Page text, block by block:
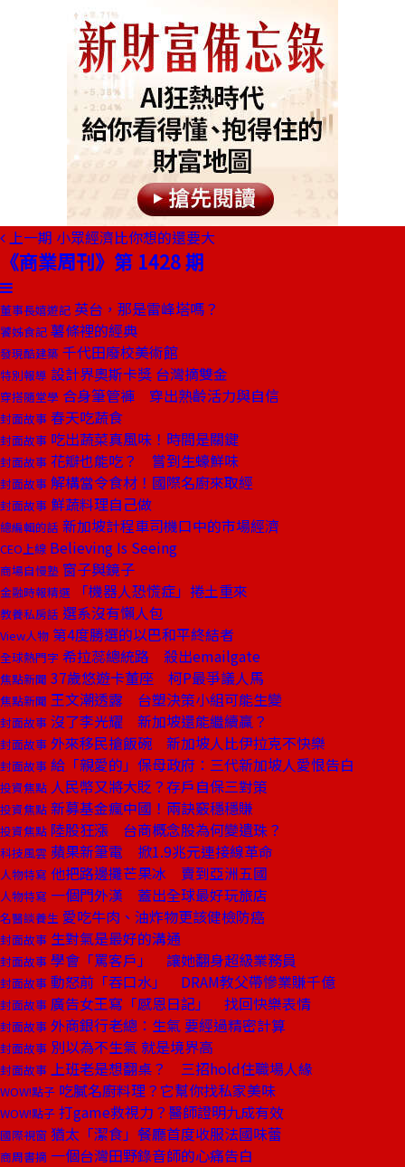
上一期 小眾經濟比你想的還要大
《商業周刊》第 1428 期
董事長嬉遊記 英台，那是雷峰塔嗎？
饕姊食記 薯條裡的經典
發現酷建築 千代田廢校美術館
特別報導 設計界奧斯卡獎 台灣摘雙金
穿搭隨堂學 合身筆管褲 穿出熟齡活力與自信
封面故事 春天吃蔬食
封面故事 吃出蔬菜真風味！時間是關鍵
封面故事 花瓣也能吃？ 嘗到生蠔鮮味
封面故事 解構當令食材！國際名廚來取經
封面故事 鮮蔬料理自己做
總編輯的話 新加坡計程車司機口中的市場經濟
CEO上線 Believing Is Seeing
商場自慢塾 窗子與鏡子
金融時報精選 「機器人恐慌症」捲土重來
教養私房話 選系沒有懶人包
View人物 第4度勝選的以巴和平終結者
全球熱門字 希拉蕊總統路 殺出emailgate
焦點新聞 37歲悠遊卡董座 柯P最爭議人馬
焦點新聞 王文潮透露 台塑決策小組可能生變
封面故事 沒了李光耀 新加坡還能繼續贏？
封面故事 外來移民搶飯碗 新加坡人比伊拉克不快樂
封面故事 給「親愛的」保母政府：三代新加坡人愛恨告白
投資焦點 人民幣又將大貶？存戶自保三對策
投資焦點 新募基金瘋中國！兩訣竅穩穩賺
投資焦點 陸股狂漲 台商概念股為何變遺珠？
科技風雲 蘋果新筆電 掀1.9兆元連接線革命
人物特寫 他把路邊攤芒果冰 賣到亞洲五國
人物特寫 一個門外漢 蓋出全球最好玩旅店
名醫談養生 愛吃牛肉、油炸物更該健檢防癌
封面故事 生對氣是最好的溝通
封面故事 學會「罵客戶」 讓她翻身超級業務員
封面故事 動怒前「吞口水」 DRAM教父帶慘業賺千億
封面故事 廣告女王寫「感恩日記」 找回快樂表情
封面故事 外商銀行老總：生氣 要經過精密計算
封面故事 別以為不生氣 就是境界高
封面故事 上班老是想翻桌？ 三招hold住職場人緣
WOW!點子 吃膩名廚料理？它幫你找私家美味
WOW!點子 打game救視力？醫師證明九成有效
國際視窗 猶太「潔食」餐廳首度收服法國味蕾
商周書摘 一個台灣田野錄音師的心痛告白